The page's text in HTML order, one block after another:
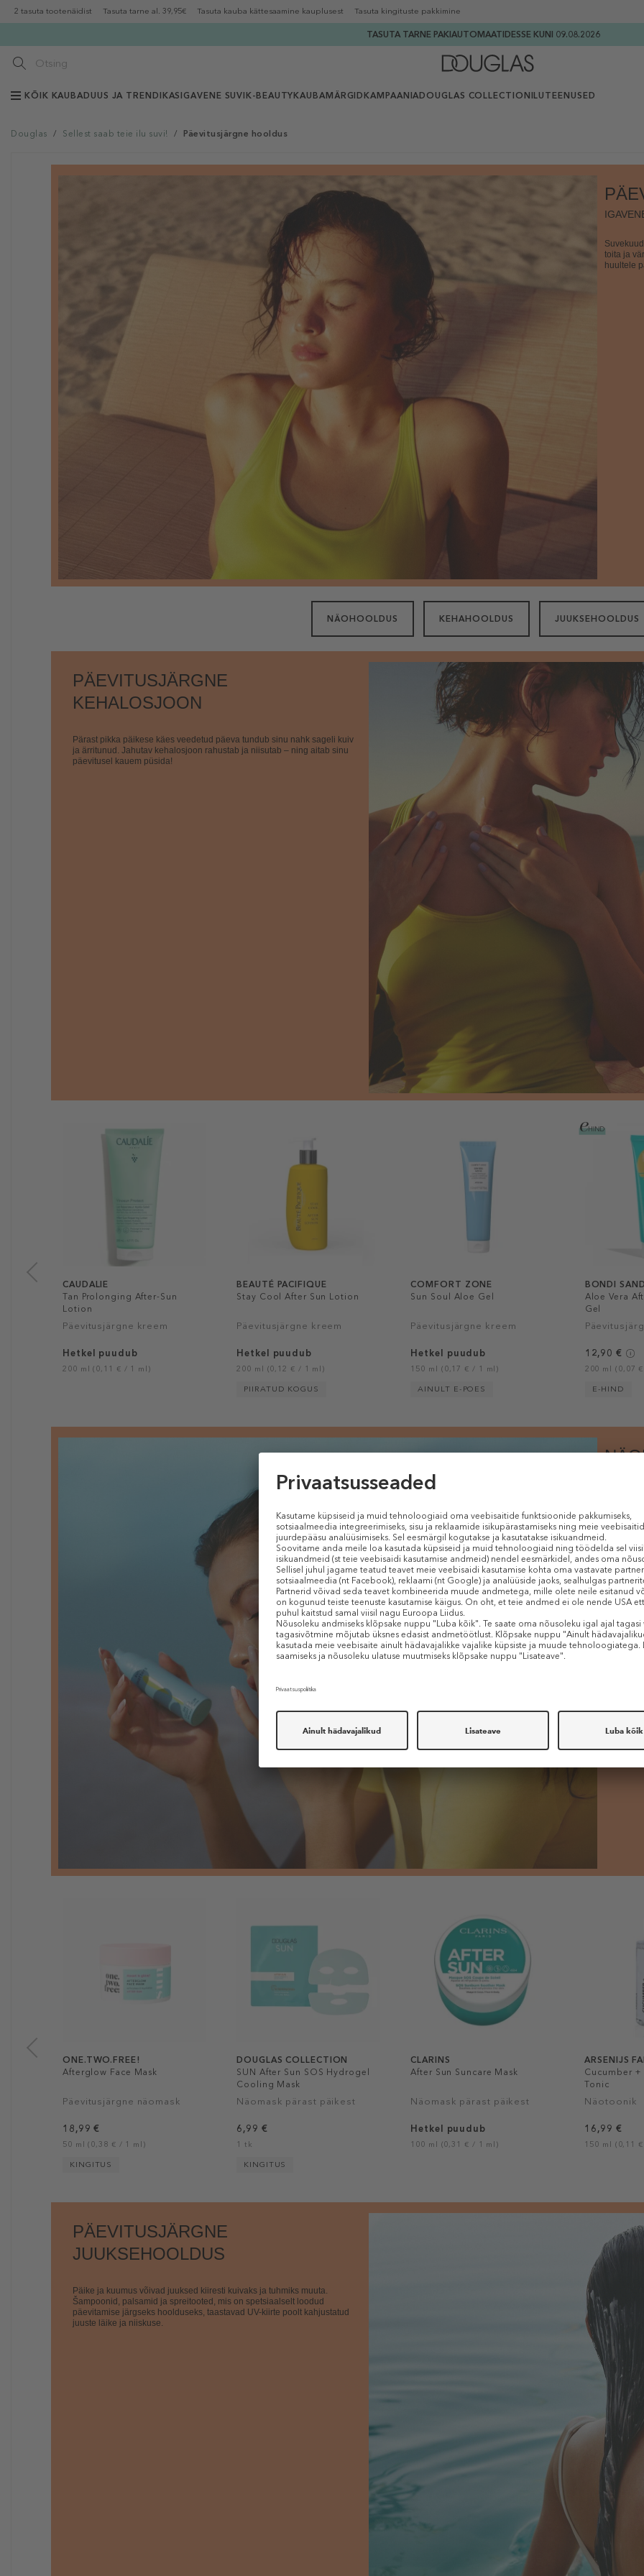
2 tasuta tootenäidist Tasuta tarne al. 39,95€ Tasuta kauba kättesaamine kauplusest Tasuta kingituste pakkimine
TASUTA TARNE PAKIAUTOMAATIDESSE KUNI 09.08.2026
KÕIK KAUBADUUS JA TRENDIKAS IGAVENE SUVI K-BEAUTY KAUBAMÄRGID KAMPAANIADOUGLAS COLLECTION ILUTEENUSED
Douglas / Sellest saab teie ilu suvi! / Päevitusjärgne hooldus
toita ja
huultele
NÄOHOOLDUS KEHAHOOLDUS JUUKSEHOOLDUS
PÄEVITUSJÄRGNE
KEHALOSJOON
Pärast pikka päikese käes veedetud päeva tundub sinu nahk sageli kuiv
ja ärritunud. Jahutav kehalosjoon rahustab ja niisutab – ning aitab sinu
päevitusel kauem püsida!
CAUDALIE
Tan Prolonging After-Sun
Lotion
Päevitusjärgne kreem
Hetkel puudub
200 ml (0,11 € / 1 ml)
BEAUTÉ PACIFIQUE
Stay Cool After Sun Lotion
Päevitusjärgne kreem
Hetkel puudub
200 ml (0,12 € / 1 ml)
PIIRATUD KOGUS
COMFORT ZONE
Sun Soul Aloe Gel
Päevitusjärgne kreem
Hetkel puudub
150 ml (0,17 € / 1 ml)
AINULT E-POES
BONDI
Aloe Vera
Gel
12,90 €
200 ml (0,07
E-HIND
Olgu
neid
ONE.TWO.FREE!
Afterglow Face Mask
Päevitusjärgne näomask
18,99 €
50 ml (0,38 € / 1 ml)
KINGITUS
DOUGLAS COLLECTION
SUN After Sun SOS Hydrogel
Cooling Mask
Näomask pärast päikest
6,99 €
1 tk
KINGITUS
CLARINS
After Sun Suncare Mask
Näomask pärast päikest
Hetkel puudub
100 ml (0,31 € / 1 ml)
ARSENIJS
Cucumber
Tonic
Näotoonik
16,99 €
150 ml (0,11
PÄEVITUSJÄRGNE
JUUKSEHOOLDUS
Päike ja kuumus võivad juuksed kiiresti kuivaks ja tuhmiks muuta.
Šampoonid, palsamid ja spreitooted, mis on spetsiaalselt loodud
päevitamise järgseks hoolduseks, taastavad UV-kiirte poolt kahjustatud
juuste läike ja niiskuse.